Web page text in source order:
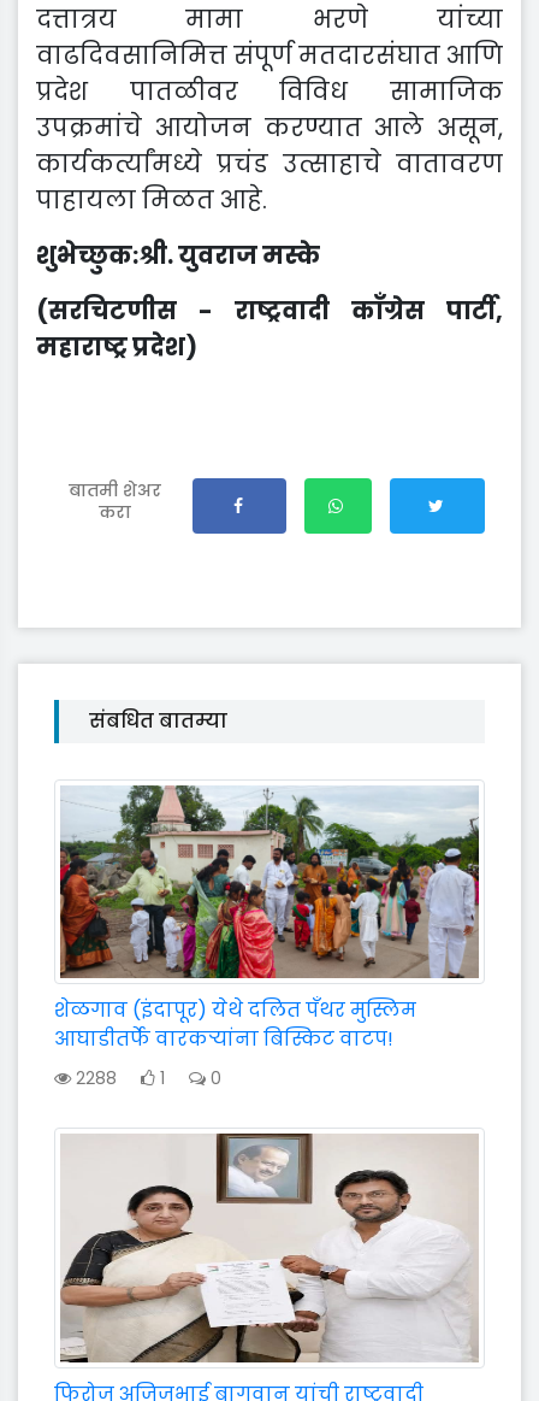
दत्तात्रय मामा भरणे यांच्या
वाढदिवसानिमित्त संपूर्ण मतदारसंघात आणि
प्रदेश पातळीवर विविध सामाजिक
उपक्रमांचे आयोजन करण्यात आले असून,
कार्यकर्त्यांमध्ये प्रचंड उत्साहाचे वातावरण
पाहायला मिळत आहे.
शुभेच्छुक:श्री. युवराज मस्के
(सरचिटणीस - राष्ट्रवादी काँग्रेस पार्टी,
महाराष्ट्र प्रदेश)
बातमी शेअर
करा
संबधित बातम्या
शेळगाव (इंदापूर) येथे दलित पॅंथर मुस्लिम
आघाडीतर्फे वारकऱ्यांना बिस्किट वाटप!
2288 1 0
फिरोज अजिजभाई बागवान यांची राष्ट्रवादी